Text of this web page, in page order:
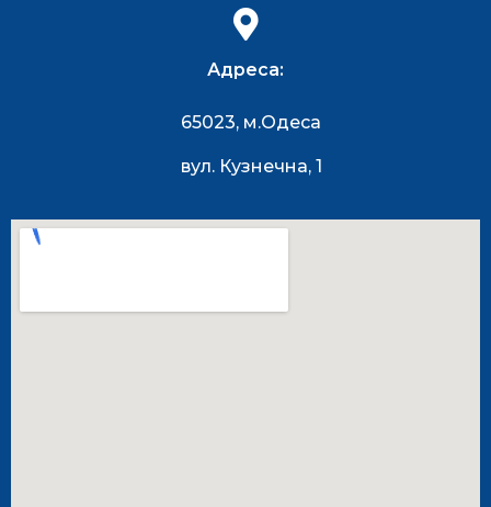
Адреса:
65023, м.Одеса
вул. Кузнечна, 1